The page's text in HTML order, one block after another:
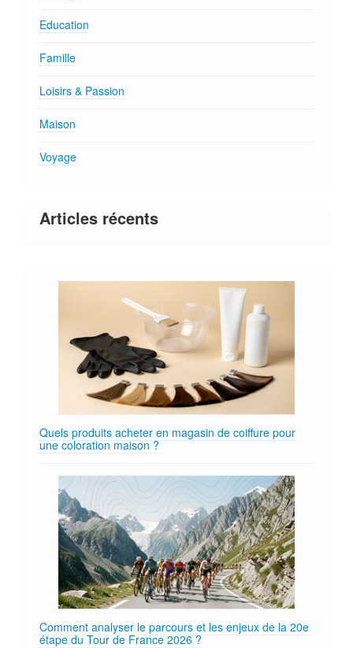
Education
Famille
Loisirs & Passion
Maison
Voyage
Articles récents
Quels produits acheter en magasin de coiffure pour
une coloration maison ?
Comment analyser le parcours et les enjeux de la 20e
étape du Tour de France 2026 ?